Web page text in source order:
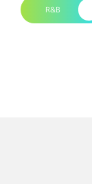
R&B